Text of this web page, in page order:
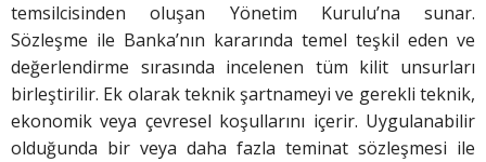
temsilcisinden oluşan Yönetim Kurulu’na sunar.
Sözleşme ile Banka’nın kararında temel teşkil eden ve
değerlendirme sırasında incelenen tüm kilit unsurları
birleştirilir. Ek olarak teknik şartnameyi ve gerekli teknik,
ekonomik veya çevresel koşullarını içerir. Uygulanabilir
olduğunda bir veya daha fazla teminat sözleşmesi ile